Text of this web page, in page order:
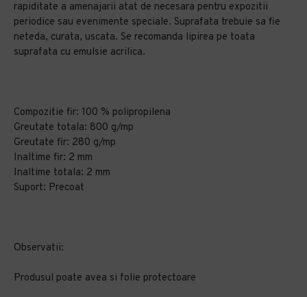
rapiditate a amenajarii atat de necesara pentru expozitii
periodice sau evenimente speciale. Suprafata trebuie sa fie
neteda, curata, uscata. Se recomanda lipirea pe toata
suprafata cu emulsie acrilica.
Compozitie fir: 100 % polipropilena
Greutate totala: 800 g/mp
Greutate fir: 280 g/mp
Inaltime fir: 2 mm
Inaltime totala: 2 mm
Suport: Precoat
Observatii:
Produsul poate avea si folie protectoare